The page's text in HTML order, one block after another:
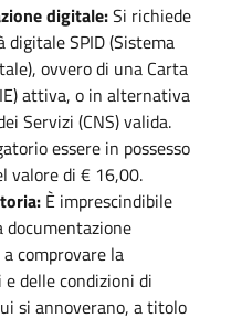
digitale:Si richiede
SPID (Sistema
ovvero di una Carta
attiva, o in alternativa
Servizi (CNS) valida.
essere in possesso
valore di € 16,00.
È imprescindibile
documentazione
comprovare la
delle condizioni di
si annoverano, a titolo